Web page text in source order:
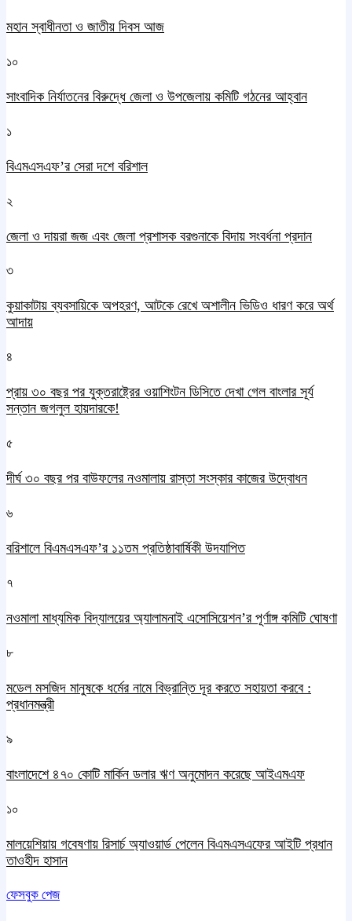
মহান স্বাধীনতা ও জাতীয় দিবস আজ
১০
সাংবাদিক নির্যাতনের বিরুদ্ধে জেলা ও উপজেলায় কমিটি গঠনের আহ্বান
১
বিএমএসএফ’র সেরা দশে বরিশাল
২
জেলা ও দায়রা জজ এবং জেলা প্রশাসক বরগুনাকে বিদায় সংবর্ধনা প্রদান
৩
কুয়াকাটায় ব্যবসায়িকে অপহরণ, আটকে রেখে অশালীন ভিডিও ধারণ করে অর্থ
আদায়
৪
প্রায় ৩০ বছর পর যুক্তরাষ্ট্রের ওয়াশিংটন ডিসিতে দেখা গেল বাংলার সূর্য
সন্তান জগলুল হায়দারকে!
৫
দীর্ঘ ৩০ বছর পর বাউফলের নওমালায় রাস্তা সংস্কার কাজের উদ্বোধন
৬
বরিশালে বিএমএসএফ’র ১১তম প্রতিষ্ঠাবার্ষিকী উদযাপিত
৭
নওমালা মাধ্যমিক বিদ্যালয়ের অ্যালামনাই এসোসিয়েশন’র পূর্ণাঙ্গ কমিটি ঘোষণা
৮
মডেল মসজিদ মানুষকে ধর্মের নামে বিভ্রান্তি দূর করতে সহায়তা করবে :
প্রধানমন্ত্রী
৯
বাংলাদেশে ৪৭০ কোটি মার্কিন ডলার ঋণ অনুমোদন করেছে আইএমএফ
১০
মালয়েশিয়ায় গবেষণায় রিসার্চ অ্যাওয়ার্ড পেলেন বিএমএসএফের আইটি প্রধান
তাওহীদ হাসান
ফেসবুক পেজ